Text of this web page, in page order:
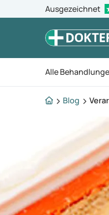
Ausgezeichnet
Alle
Blog